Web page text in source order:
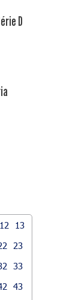
D
12
13
23
33
43